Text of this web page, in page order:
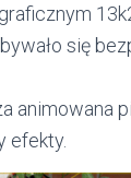
się
efekty.